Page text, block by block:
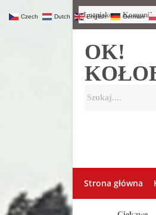
Lotnisko
OK!
Strona główna
Czech Dutch English German